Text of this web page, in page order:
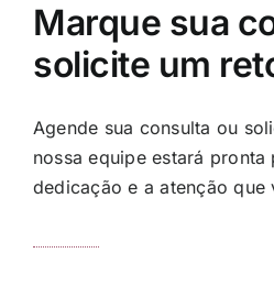
Marque sua
solicite um
Agende sua consulta ou
nossa equipe estará
dedicação e a atenção que